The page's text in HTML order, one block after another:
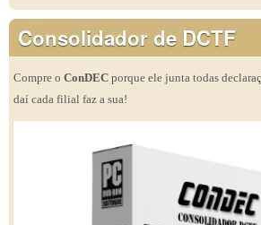
Consolidador de DCTF
Compre o ConDEC porque ele junta todas
daí cada filial faz a sua!